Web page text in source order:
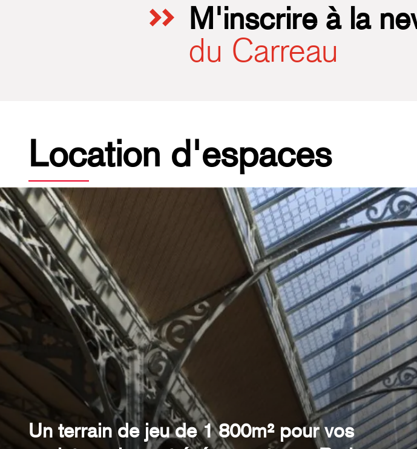
M'inscrire à la
du Carreau
Location d'espaces
Un terrain de jeu de 1 800m² pour vos